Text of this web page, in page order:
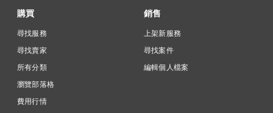
購買
尋找服務
尋找賣家
所有分類
瀏覽部落格
費用行情
銷售
上架新服務
尋找案件
編輯個人檔案